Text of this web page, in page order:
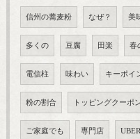
信州の蕎麦粉 なぜ？ 美
多くの 豆腐 田楽 春
電信柱 味わい キーポイ
粉の割合 トッピングクーポ
ご家庭でも 専門店